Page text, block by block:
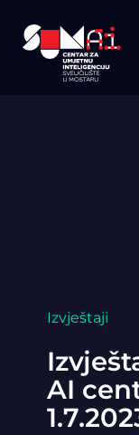
Izvještaji
AI